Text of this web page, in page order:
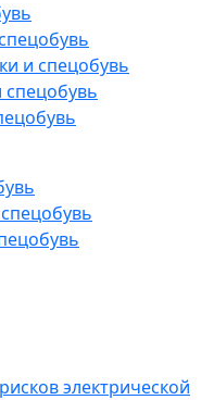
и спецобувь
электрической